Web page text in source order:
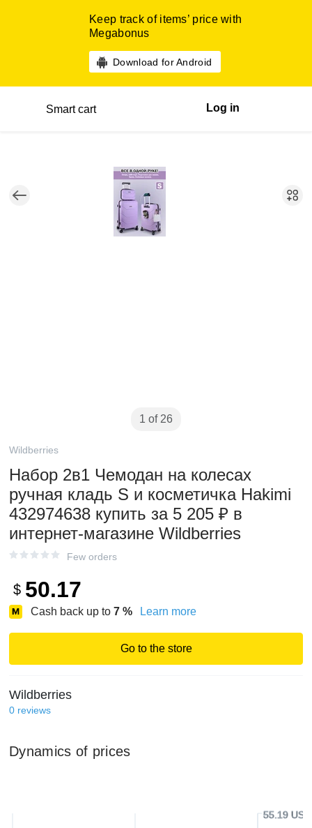
Keep track of items’ price with
Megabonus
Download for Android
Smart cart Log in
1 of 26
Wildberries
Hабор 2в1 Чемодан на колесах
ручная кладь S и косметичка Hakimi
432974638 купить за 5 205 ₽ в
интернет‑магазине Wildberries
Few orders
$ 50.17
Cash back up to 7 % Learn more
Go to the store
Wildberries
0 reviews
Dynamics of prices
55.19 USD